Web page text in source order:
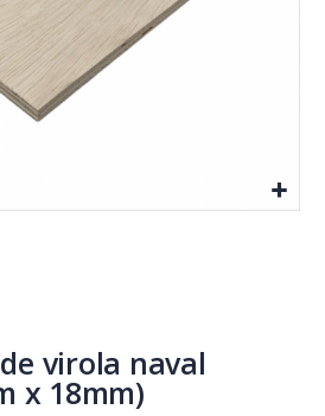
virola naval
x 18mm)